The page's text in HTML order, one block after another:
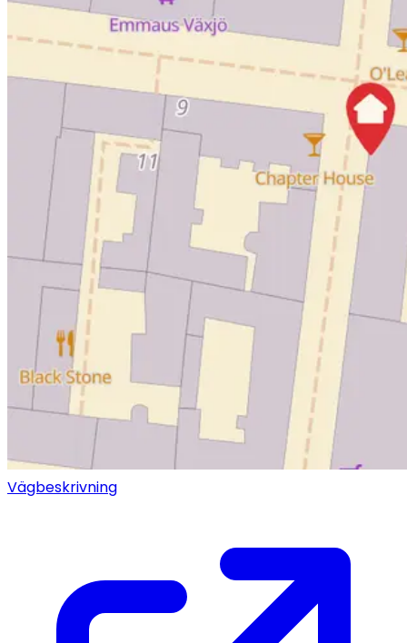
Vägbeskrivning